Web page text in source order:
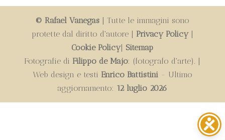
© Rafael Vanegas| Tutte le immagini sono
protette dal diritto d'autore | Privacy Policy|
Cookie Policy| Sitemap
Fotografie di Filippo de Majo: (fotografo d'arte). |
Web design e testi Enrico Battistini - Ultimo
aggiornamento: 12 luglio 2026